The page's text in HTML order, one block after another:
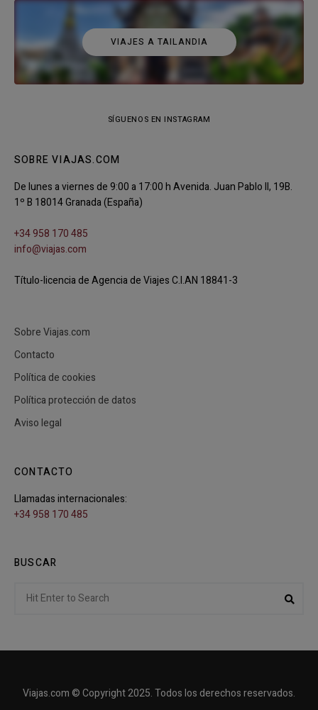
VIAJES A TAILANDIA
SÍGUENOS EN INSTAGRAM
SOBRE VIAJAS.COM
De lunes a viernes de 9:00 a 17:00 h Avenida. Juan Pablo II, 19B.
1º B 18014 Granada (España)
+34 958 170 485
info@viajas.com
Título-licencia de Agencia de Viajes C.I.AN 18841-3
Sobre Viajas.com
Contacto
Política de cookies
Política protección de datos
Aviso legal
CONTACTO
Llamadas internacionales:
+34 958 170 485
BUSCAR
for:
Viajas.com © Copyright 2025. Todos los derechos reservados.